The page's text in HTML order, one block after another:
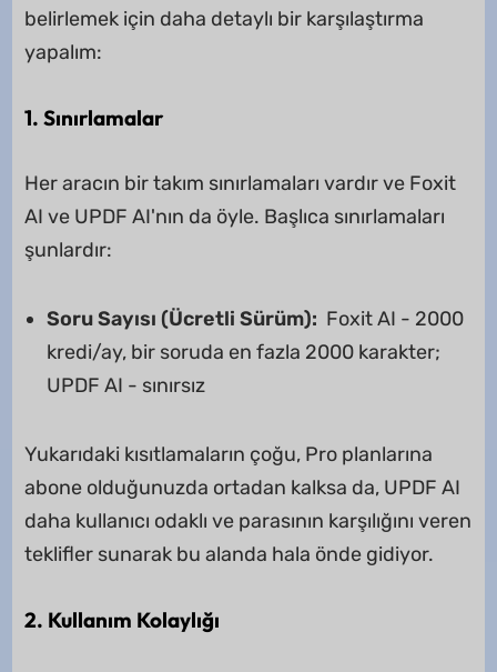
belirlemek için daha detaylı bir karşılaştırma
yapalım:
1. Sınırlamalar
Her aracın bir takım sınırlamaları vardır ve Foxit
AI ve UPDF AI'nın da öyle. Başlıca sınırlamaları
şunlardır:
Soru Sayısı (Ücretli Sürüm): Foxit AI - 2000
kredi/ay, bir soruda en fazla 2000 karakter;
UPDF AI - sınırsız
Yukarıdaki kısıtlamaların çoğu, Pro planlarına
abone olduğunuzda ortadan kalksa da, UPDF AI
daha kullanıcı odaklı ve parasının karşılığını veren
teklifler sunarak bu alanda hala önde gidiyor.
2. Kullanım Kolaylığı